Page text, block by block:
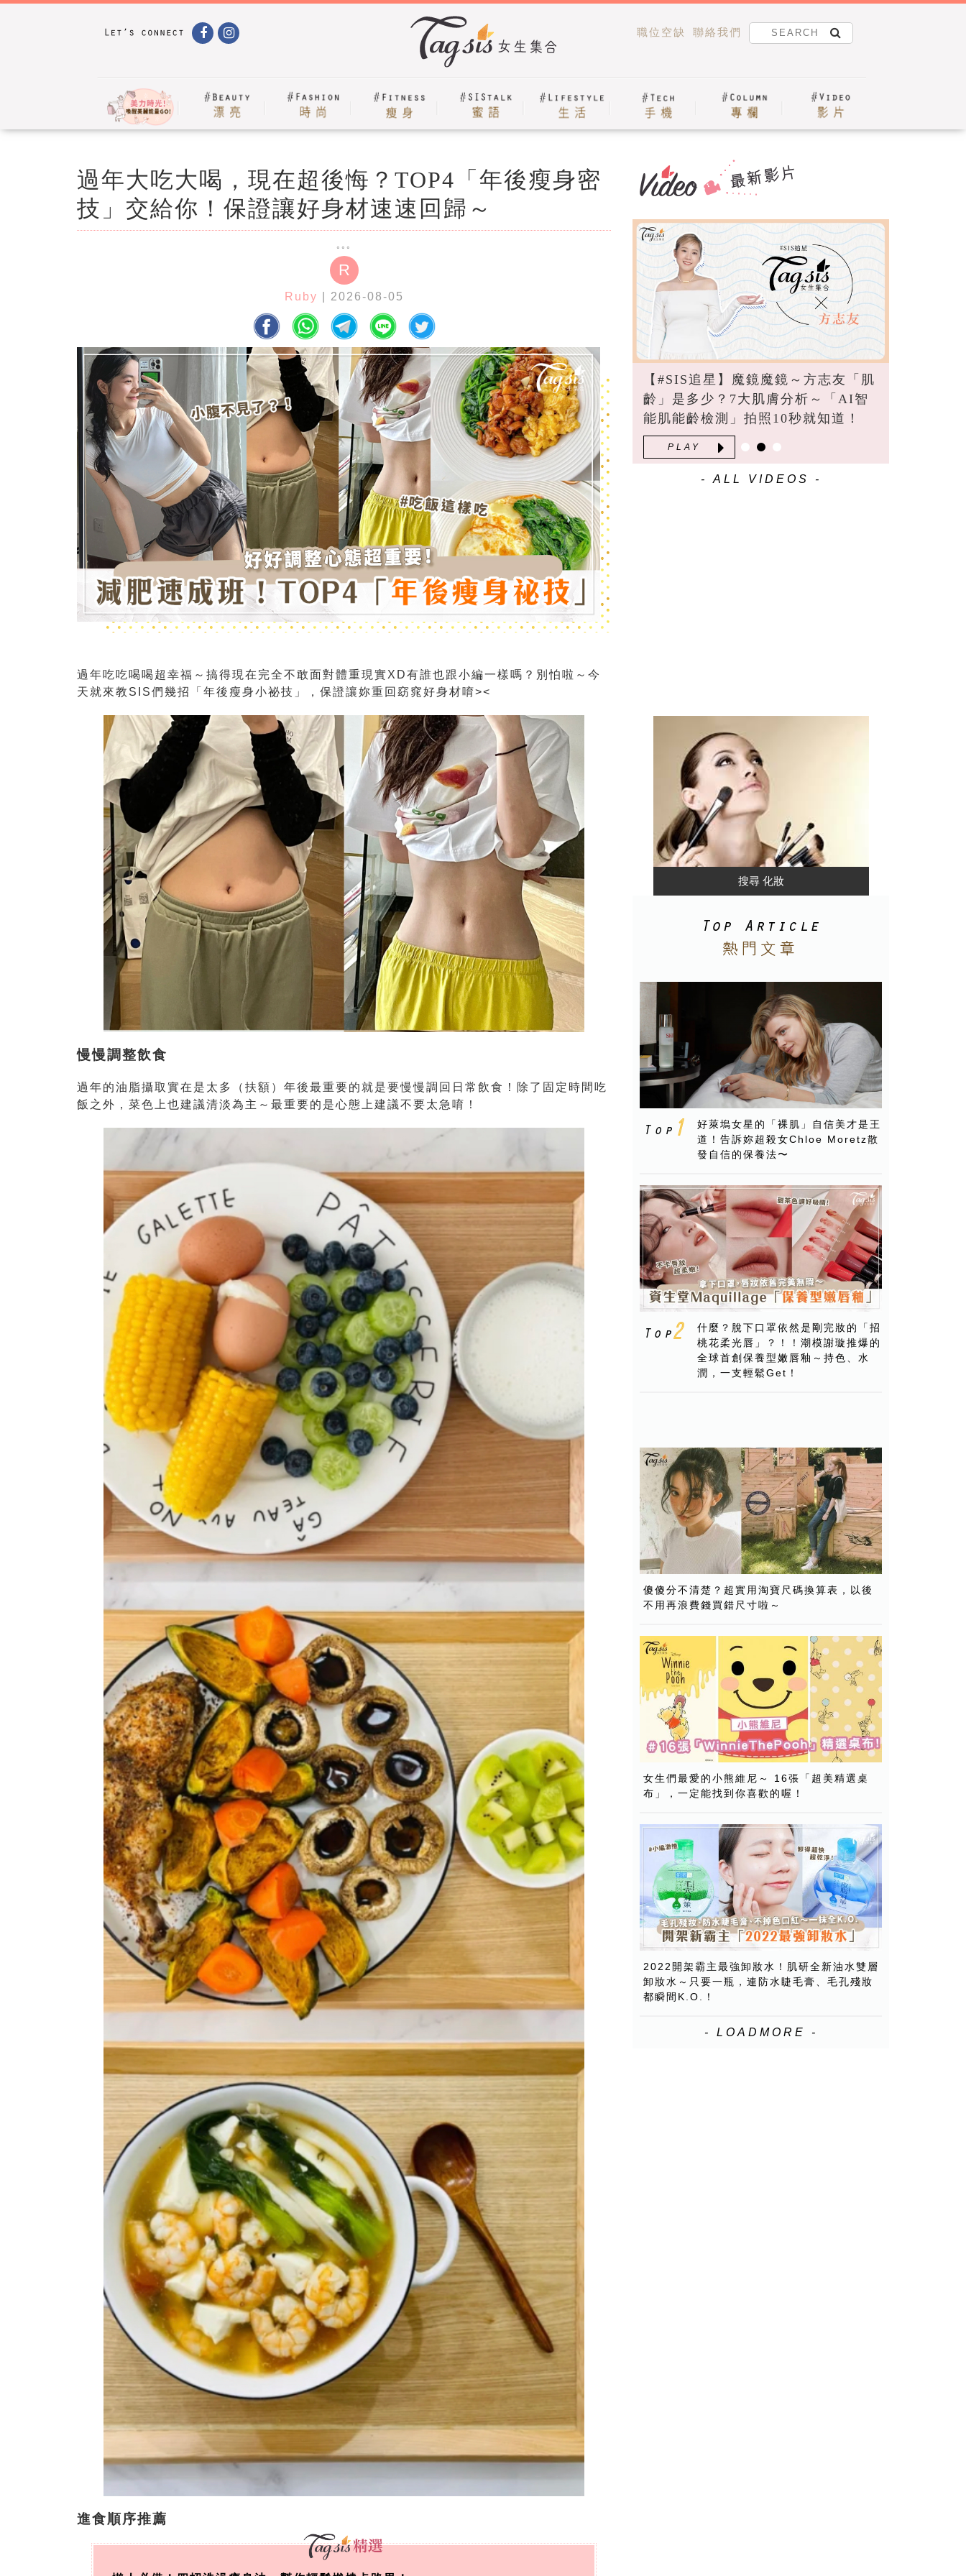
職位空缺 聯絡我們
過年大吃大喝，現在超後悔？TOP4「年後瘦身密
技」交給你！保證讓好身材速速回歸～
R
Ruby | 2026-08-05
過年吃吃喝喝超幸福～搞得現在完全不敢面對體重現實XD有誰也跟小編一樣嗎？別怕啦～今
天就來教SIS們幾招「年後瘦身小祕技」，保證讓妳重回窈窕好身材唷><
慢慢調整飲食
過年的油脂攝取實在是太多（扶額）年後最重要的就是要慢慢調回日常飲食！除了固定時間吃
飯之外，菜色上也建議清淡為主～最重要的是心態上建議不要太急唷！
進食順序推薦
【#SIS追星】魔鏡魔鏡～方志友「肌
齡」是多少？7大肌膚分析～「AI智
能肌能齡檢測」拍照10秒就知道！
PLAY
- ALL VIDEOS -
好萊塢女星的「裸肌」自信美才是王
道！告訴妳超殺女Chloe Moretz散
發自信的保養法〜
什麼？脫下口罩依然是剛完妝的「招
桃花柔光唇」？！！潮模謝璇推爆的
全球首創保養型嫩唇釉～持色、水
潤，一支輕鬆Get！
傻傻分不清楚？超實用淘寶尺碼換算表，以後
不用再浪費錢買錯尺寸啦～
女生們最愛的小熊維尼～ 16張「超美精選桌
布」，一定能找到你喜歡的喔！
2022開架霸主最強卸妝水！肌研全新油水雙層
卸妝水～只要一瓶，連防水睫毛膏、毛孔殘妝
都瞬間K.O.！
- LOADMORE -